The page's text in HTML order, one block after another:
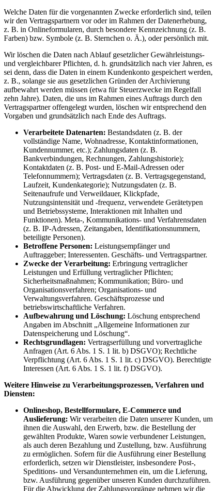
Welche Daten für die vorgenannten Zwecke erforderlich sind, teilen
wir den Vertragspartnern vor oder im Rahmen der Datenerhebung,
z. B. in Onlineformularen, durch besondere Kennzeichnung (z. B.
Farben) bzw. Symbole (z. B. Sternchen o. Ä.), oder persönlich mit.
Wir löschen die Daten nach Ablauf gesetzlicher Gewährleistungs-
und vergleichbarer Pflichten, d. h. grundsätzlich nach vier Jahren, es
sei denn, dass die Daten in einem Kundenkonto gespeichert werden,
z. B., solange sie aus gesetzlichen Gründen der Archivierung
aufbewahrt werden müssen (etwa für Steuerzwecke im Regelfall
zehn Jahre). Daten, die uns im Rahmen eines Auftrags durch den
Vertragspartner offengelegt wurden, löschen wir entsprechend den
Vorgaben und grundsätzlich nach Ende des Auftrags.
Verarbeitete Datenarten: Bestandsdaten (z. B. der
vollständige Name, Wohnadresse, Kontaktinformationen,
Kundennummer, etc.); Zahlungsdaten (z. B.
Bankverbindungen, Rechnungen, Zahlungshistorie);
Kontaktdaten (z. B. Post- und E-Mail-Adressen oder
Telefonnummern); Vertragsdaten (z. B. Vertragsgegenstand,
Laufzeit, Kundenkategorie); Nutzungsdaten (z. B.
Seitenaufrufe und Verweildauer, Klickpfade,
Nutzungsintensität und -frequenz, verwendete Gerätetypen
und Betriebssysteme, Interaktionen mit Inhalten und
Funktionen). Meta-, Kommunikations- und Verfahrensdaten
(z. B. IP-Adressen, Zeitangaben, Identifikationsnummern,
beteiligte Personen).
Betroffene Personen: Leistungsempfänger und
Auftraggeber; Interessenten. Geschäfts- und Vertragspartner.
Zwecke der Verarbeitung: Erbringung vertraglicher
Leistungen und Erfüllung vertraglicher Pflichten;
Sicherheitsmaßnahmen; Kommunikation; Büro- und
Organisationsverfahren; Organisations- und
Verwaltungsverfahren. Geschäftsprozesse und
betriebswirtschaftliche Verfahren.
Aufbewahrung und Löschung: Löschung entsprechend
Angaben im Abschnitt „Allgemeine Informationen zur
Datenspeicherung und Löschung“.
Rechtsgrundlagen: Vertragserfüllung und vorvertragliche
Anfragen (Art. 6 Abs. 1 S. 1 lit. b) DSGVO); Rechtliche
Verpflichtung (Art. 6 Abs. 1 S. 1 lit. c) DSGVO). Berechtigte
Interessen (Art. 6 Abs. 1 S. 1 lit. f) DSGVO).
Weitere Hinweise zu Verarbeitungsprozessen, Verfahren und
Diensten:
Onlineshop, Bestellformulare, E-Commerce und
Auslieferung: Wir verarbeiten die Daten unserer Kunden, um
ihnen die Auswahl, den Erwerb, bzw. die Bestellung der
gewählten Produkte, Waren sowie verbundener Leistungen,
als auch deren Bezahlung und Zustellung, bzw. Ausführung
zu ermöglichen. Sofern für die Ausführung einer Bestellung
erforderlich, setzen wir Dienstleister, insbesondere Post-,
Speditions- und Versandunternehmen ein, um die Lieferung,
bzw. Ausführung gegenüber unseren Kunden durchzuführen.
Für die Abwicklung der Zahlungsvorgänge nehmen wir die